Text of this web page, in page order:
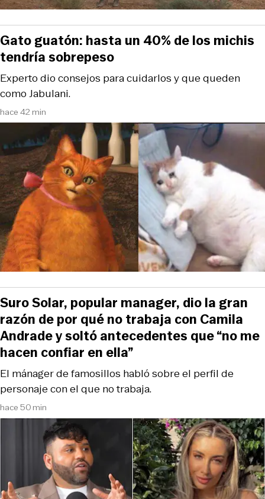
hace 42 min
Experto dio consejos para cuidarlos y que queden
como Jabulani.
Gato guatón: hasta un 40% de los michis
tendría sobrepeso
hace 50 min
El mánager de famosillos habló sobre el perfil de
personaje con el que no trabaja.
Suro Solar, popular manager, dio la gran
razón de por qué no trabaja con Camila
Andrade y soltó antecedentes que “no me
hacen confiar en ella”